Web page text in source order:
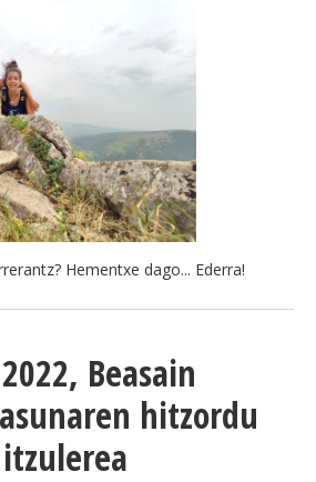
Hementxe dago... Ederra!
Beasain
hitzordu